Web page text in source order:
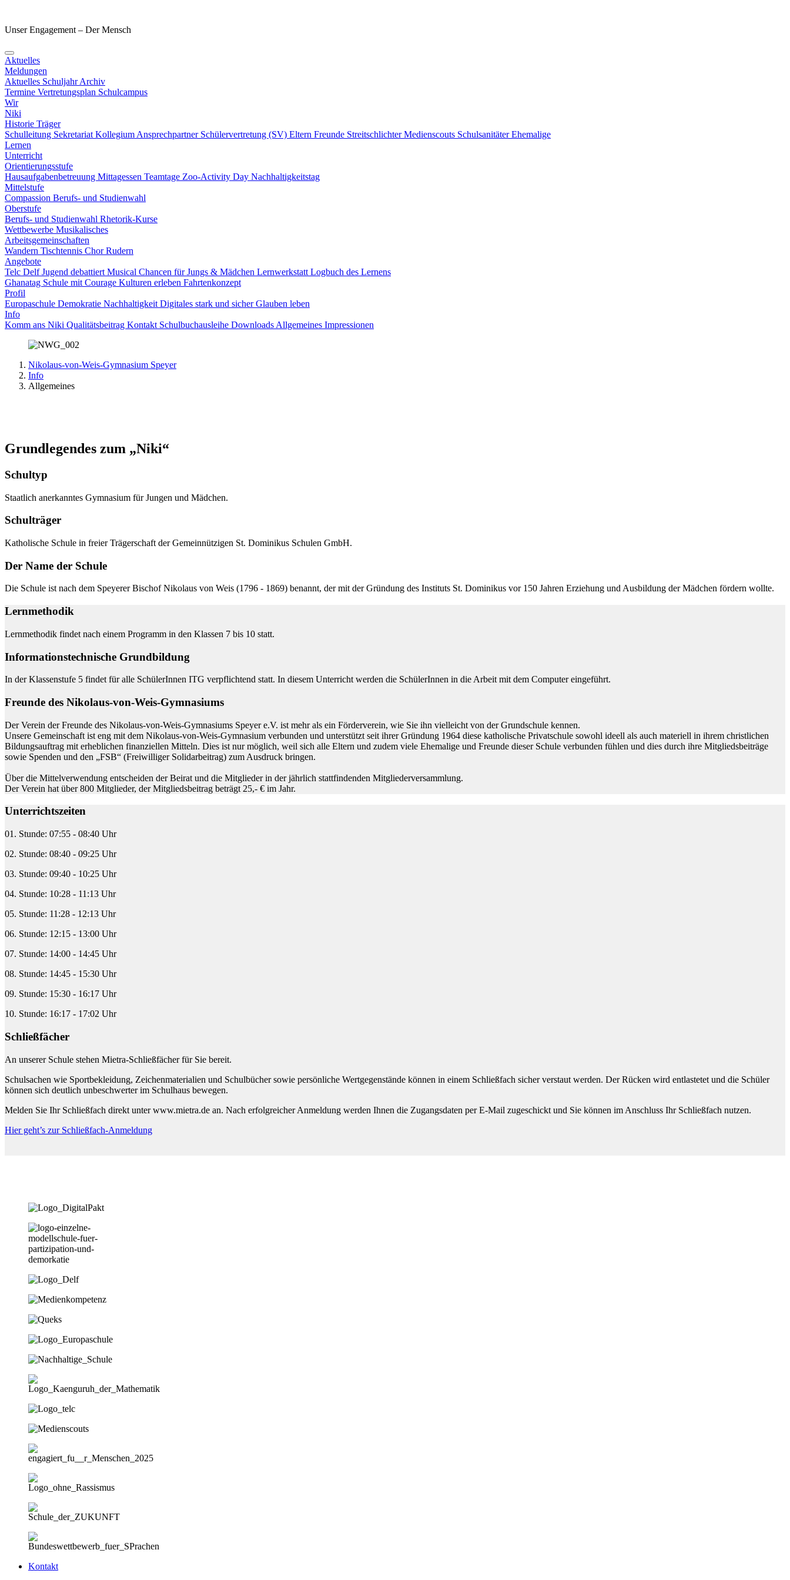
Unser Engagement – Der Mensch
Aktuelles
Meldungen
Aktuelles SchuljahrArchiv
Termine Vertretungsplan Schulcampus
Wir
Niki
Historie Träger
Schulleitung Sekretariat Kollegium Ansprechpartner Schülervertretung (SV) Eltern Freunde StreitschlichterMedienscouts SchulsanitäterEhemalige
Lernen
Unterricht
Orientierungsstufe
Hausaufgabenbetreuung Mittagessen Teamtage Zoo-Activity Day Nachhaltigkeitstag
Mittelstufe
Compassion Berufs- und Studienwahl
Oberstufe
Berufs- und Studienwahl Rhetorik-Kurse
Wettbewerbe Musikalisches
Arbeitsgemeinschaften
Wandern Tischtennis ChorRudern
Angebote
Telc DelfJugend debattiert Musical Chancen für Jungs & Mädchen Lernwerkstatt Logbuch des Lernens
Ghanatag Schule mit Courage Kulturen erleben Fahrtenkonzept
Profil
Europaschule Demokratie Nachhaltigkeit Digitales stark und sicherGlauben leben
Info
Komm ans Niki Qualitätsbeitrag Kontakt Schulbuchausleihe Downloads Allgemeines Impressionen
Nikolaus-von-Weis-Gymnasium Speyer
Info
Allgemeines
Grundlegendes zum „Niki“
Schultyp
Staatlich anerkanntes Gymnasium für Jungen und Mädchen.
Schulträger
Katholische Schule in freier Trägerschaft der Gemeinnützigen St. Dominikus Schulen GmbH.
Der Name der Schule
Die Schule ist nach dem Speyerer Bischof Nikolaus von Weis (1796 - 1869) benannt, der mit der Gründung des Instituts St. Dominikus vor 150 Jahren Erziehung und Ausbildung der Mädchen fördern wollte.
Lernmethodik
Lernmethodik findet nach einem Programm in den Klassen 7 bis 10 statt.
Informationstechnische Grundbildung
In der Klassenstufe 5 findet für alle SchülerInnen ITG verpflichtend statt. In diesem Unterricht werden die SchülerInnen in die Arbeit mit dem Computer eingeführt.
Freunde des Nikolaus-von-Weis-Gymnasiums
Der Verein der Freunde des Nikolaus-von-Weis-Gymnasiums Speyer e.V. ist mehr als ein Förderverein, wie Sie ihn vielleicht von der Grundschule kennen.
Unsere Gemeinschaft ist eng mit dem Nikolaus-von-Weis-Gymnasium verbunden und unterstützt seit ihrer Gründung 1964 diese katholische Privatschule sowohl ideell als auch materiell in ihrem christlichen
Bildungsauftrag mit erheblichen finanziellen Mitteln. Dies ist nur möglich, weil sich alle Eltern und zudem viele Ehemalige und Freunde dieser Schule verbunden fühlen und dies durch ihre Mitgliedsbeiträge
sowie Spenden und den „FSB“ (Freiwilliger Solidarbeitrag) zum Ausdruck bringen.
Über die Mittelverwendung entscheiden der Beirat und die Mitglieder in der jährlich stattfindenden Mitgliederversammlung.
Der Verein hat über 800 Mitglieder, der Mitgliedsbeitrag beträgt 25,- € im Jahr.
Unterrichtszeiten
01. Stunde: 07:55 - 08:40 Uhr
02. Stunde: 08:40 - 09:25 Uhr
03. Stunde: 09:40 - 10:25 Uhr
04. Stunde: 10:28 - 11:13 Uhr
05. Stunde: 11:28 - 12:13 Uhr
06. Stunde: 12:15 - 13:00 Uhr
07. Stunde: 14:00 - 14:45 Uhr
08. Stunde: 14:45 - 15:30 Uhr
09. Stunde: 15:30 - 16:17 Uhr
10. Stunde: 16:17 - 17:02 Uhr
Schließfächer
An unserer Schule stehen Mietra-Schließfächer für Sie bereit.
Schulsachen wie Sportbekleidung, Zeichenmaterialien und Schulbücher sowie persönliche Wertgegenstände können in einem Schließfach sicher verstaut werden. Der Rücken wird entlastetet und die Schüler
können sich deutlich unbeschwerter im Schulhaus bewegen.
Melden Sie Ihr Schließfach direkt unter www.mietra.de an. Nach erfolgreicher Anmeldung werden Ihnen die Zugangsdaten per E-Mail zugeschickt und Sie können im Anschluss Ihr Schließfach nutzen.
Hier geht’s zur Schließfach-Anmeldung
Kontakt